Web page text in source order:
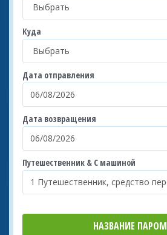
Куда
Дата отправления
Дата возвращения
Путешественник & С машиной
НАЗВАНИЕ ПАРОМ